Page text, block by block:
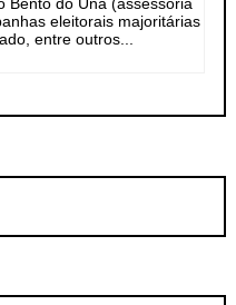
Bento do Una (assessoria
eleitorais majoritárias
entre outros...